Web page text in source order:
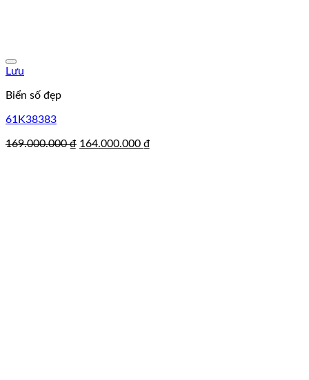
Lưu
Biển số đẹp
61K38383
169.000.000₫ Giá
164.000.000 ₫